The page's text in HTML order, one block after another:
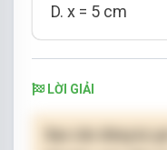
D. x = 5 cm
LỜI GIẢI